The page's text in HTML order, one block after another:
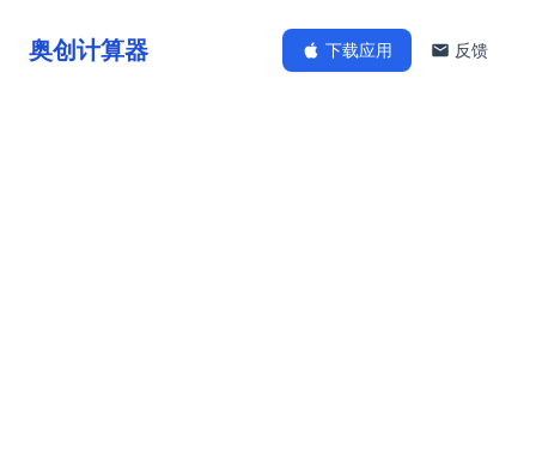
奥创计算器 下载应用 反馈